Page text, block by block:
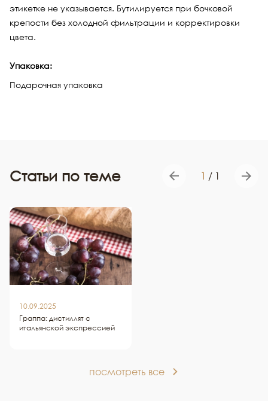
этикетке не указывается. Бутилируется при бочковой
крепости без холодной фильтрации и корректировки
цвета.
Упаковка:
Подарочная упаковка
Статьи по теме 1 / 1
10.09.2025
Граппа: дистиллят с
итальянской экспрессией
посмотреть все